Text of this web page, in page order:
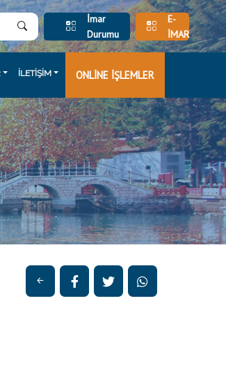
İmar
Durumu
E-
İMAR
İLETİŞİM ONLİNE İŞLEMLER